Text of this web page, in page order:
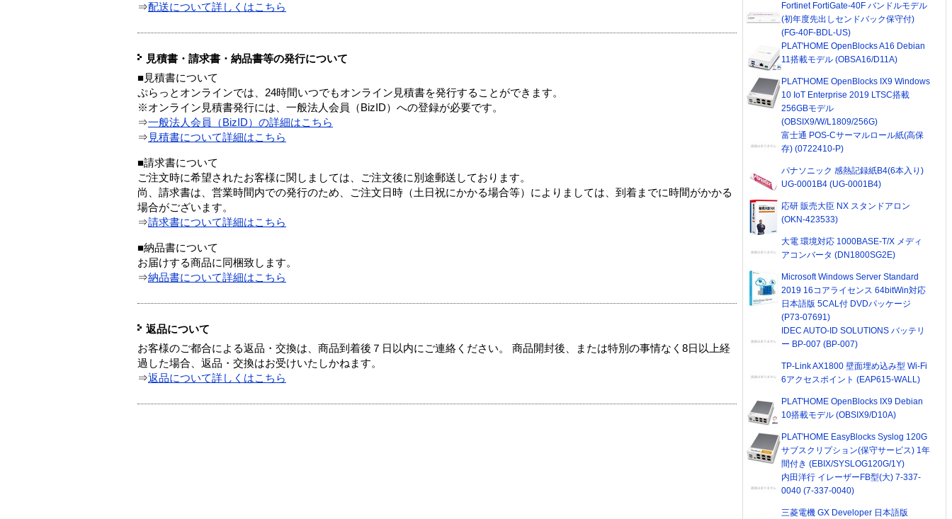
⇒配送について詳しくはこちら
見積書・請求書・納品書等の発行について
■見積書について
ぷらっとオンラインでは、24時間いつでもオンライン見積書を発行することができます。
※オンライン見積書発行には、一般法人会員（BizID）への登録が必要です。
⇒一般法人会員（BizID）の詳細はこちら
⇒ 見積書について詳細はこちら
■請求書について
ご注文時に希望されたお客様に関しましては、ご注文後に別途郵送しております。
尚、請求書は、営業時間内での発行のため、ご注文日時（土日祝にかかる場合等）によりましては、到着までに時間がかかる
場合がございます。
⇒請求書について詳細はこちら
■納品書について
お届けする商品に同梱致します。
⇒納品書について詳細はこちら
返品について
お客様のご都合による返品・交換は、商品到着後７日以内にご連絡ください。 商品開封後、または特別の事情なく8日以上経
過した場合、返品・交換はお受けいたしかねます。
⇒返品について詳しくはこちら
Fortinet FortiGate-40F バンドルモデル
(初年度先出しセンドバック保守付)
(FG-40F-BDL-US)
PLAT'HOME OpenBlocks A16 Debian
11搭載モデル (OBSA16/D11A)
PLAT'HOME OpenBlocks IX9 Windows
10 IoT Enterprise 2019 LTSC搭載
256GBモデル
(OBSIX9/W/L1809/256G)
富士通 POS-Cサーマルロール紙(高保
存) (0722410-P)
パナソニック 感熱記録紙B4(6本入り)
UG-0001B4 (UG-0001B4)
応研 販売大臣 NX スタンドアロン
(OKN-423533)
大電 環境対応 1000BASE-T/X メディ
アコンバータ (DN1800SG2E)
Microsoft Windows Server Standard
2019 16コアライセンス 64bitWin対応
日本語版 5CAL付 DVDパッケージ
(P73-07691)
IDEC AUTO-ID SOLUTIONS バッテリ
ー BP-007 (BP-007)
TP-Link AX1800 壁面埋め込み型 Wi-Fi
6アクセスポイント (EAP615-WALL)
PLAT'HOME OpenBlocks IX9 Debian
10搭載モデル (OBSIX9/D10A)
PLAT'HOME EasyBlocks Syslog 120G
サブスクリプション(保守サービス) 1年
間付き (EBIX/SYSLOG120G/1Y)
内田洋行 イレーザーFB型(大) 7-337-
0040 (7-337-0040)
三菱電機 GX Developer 日本語版